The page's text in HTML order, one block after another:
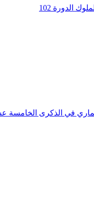
الدورة 102
في الذكرى الخامسة